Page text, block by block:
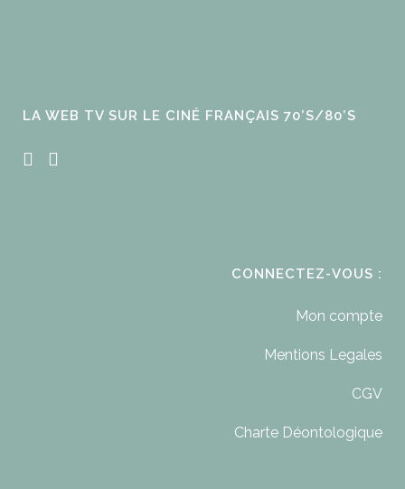
LA WEB TV SUR LE CINÉ FRANÇAIS 70’S/80’S
CONNECTEZ-VOUS :
Mon compte
Mentions Legales
CGV
Charte Déontologique